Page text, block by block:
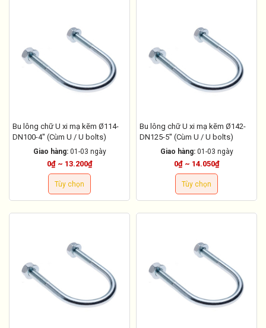
Bu lông chữ U xi mạ kẽm Ø114-
DN100-4'' (Cùm U / U bolts)
Giao hàng: 01-03 ngày
0₫ ~ 13.200₫
Tùy chọn
Bu lông chữ U xi mạ kẽm Ø142-
DN125-5'' (Cùm U / U bolts)
Giao hàng: 01-03 ngày
0₫ ~ 14.050₫
Tùy chọn